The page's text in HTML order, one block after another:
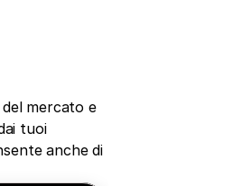
mercato e
tuoi
anche di